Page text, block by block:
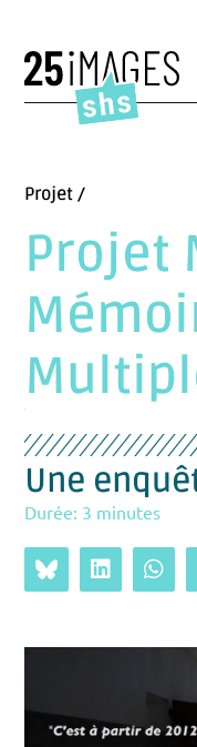
Projet /
Projet
Une
Durée: 3 minutes